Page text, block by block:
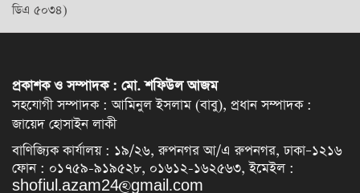
ডিএ ৫০৩৪)
প্রকাশক ও সম্পাদক : মো. শফিউল আজম
সহযোগী সম্পাদক : আমিনুল ইসলাম (বাবু), প্রধান সম্পাদক :
জায়েদ হোসাইন লাকী
বাণিজ্যিক কার্যালয় : ১৯/২৬, রুপনগর আ/এ রুপনগর, ঢাকা–১২১৬
ফোন : ০১৭৫৯-৯১৯৫২৮, ০১৬১২-১৬২৫৬৩, ইমেইল :
shofiul.azam24@gmail.com